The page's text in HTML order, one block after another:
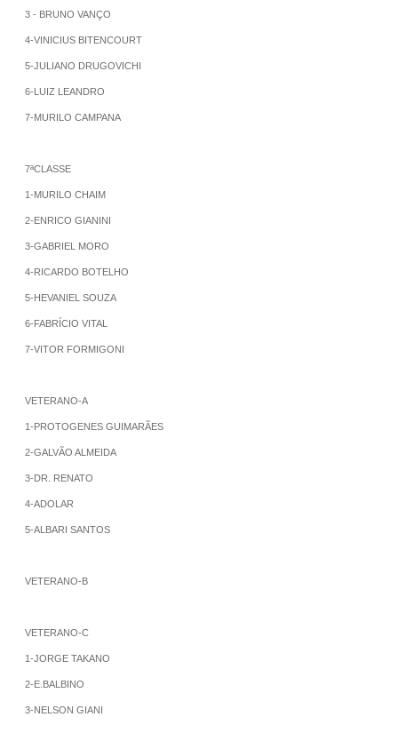
3 - BRUNO VANÇO
4-VINICIUS BITENCOURT
5-JULIANO DRUGOVICHI
6-LUIZ LEANDRO
7-MURILO CAMPANA
7ªCLASSE
1-MURILO CHAIM
2-ENRICO GIANINI
3-GABRIEL MORO
4-RICARDO BOTELHO
5-HEVANIEL SOUZA
6-FABRÍCIO VITAL
7-VITOR FORMIGONI
VETERANO-A
1-PROTOGENES GUIMARÃES
2-GALVÃO ALMEIDA
3-DR. RENATO
4-ADOLAR
5-ALBARI SANTOS
VETERANO-B
VETERANO-C
1-JORGE TAKANO
2-E.BALBINO
3-NELSON GIANI